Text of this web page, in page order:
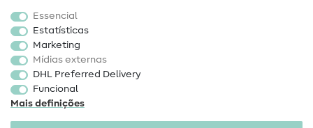
Tecidos
Acessórios de costura
Promoção
Essencial
Estatísticas
Marketing
Mídias externas
DHL Preferred Delivery
Funcional
Mais definições